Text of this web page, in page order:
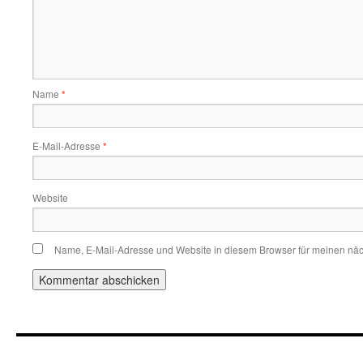
Name *
E-Mail-Adresse *
Website
Name, E-Mail-Adresse und Website in diesem Browser für meinen